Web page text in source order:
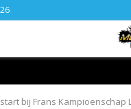
bij Frans Kampioenschap